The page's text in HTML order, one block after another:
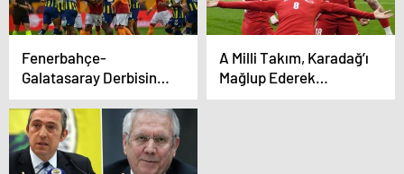
Fenerbahçe-
Galatasaray Derbisinin
Cezaları Belli Oldu
A Milli Takım, Karadağ’ı
Mağlup Ederek
Liderliği Sürdürdü